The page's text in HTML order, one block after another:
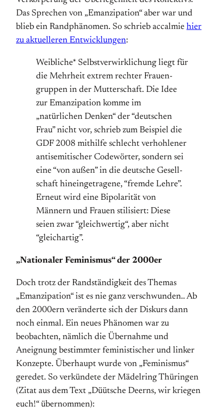
Das Sprechen von „Emanzipation“ aber war und
blieb ein Randphänomen. So schrieb accalmie hier
zu aktuelleren Entwicklungen:
Weib­liche* Selbst­ver­wirklichung liegt für
die Mehrheit extrem rechter Frauen­
gruppen in der Mutter­schaft. Die Idee
zur Emanzipation komme im
„natürlichen Denken“ der “deutschen
Frau” nicht vor, schrieb zum Beispiel die
GDF 2008 mithilfe schlecht verhohlener
antisemitischer Codewörter, sondern sei
eine “von außen” in die deutsche Ge­sell­
schaft hin­ein­ge­tragene, “frem­de Lehre”.
Erneut wird eine Bi­polar­ität von
Männern und Frauen stilisiert: Diese
seien zwar “gleich­wertig“, aber nicht
“gleich­artig”.
„Nationaler Feminismus“ der 2000er
Doch trotz der Randständigkeit des Themas
„Emanzipation“ ist es nie ganz verschwunden.. Ab
den 2000ern veränderte sich der Diskurs dann
noch einmal. Ein neues Phänomen war zu
beobachten, nämlich die Übernahme und
Aneignung bestimmter feministischer und linker
Konzepte. Überhaupt wurde von „Feminismus“
geredet. So verkündete der Mädelring Thüringen
(Zitat aus dem Text „Düütsche Deerns, wir kriegen
euch!“ übernommen):